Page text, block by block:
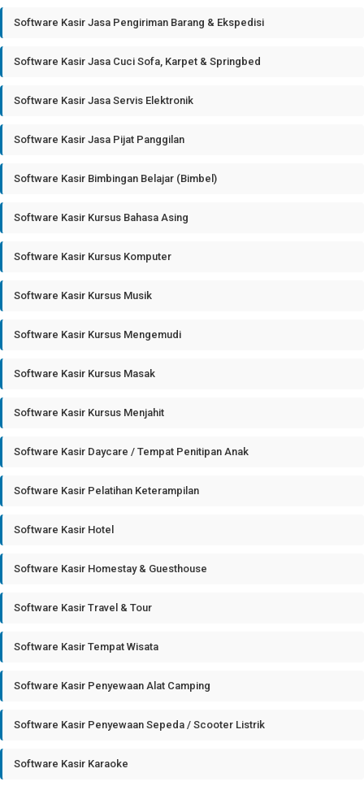
Software Kasir Jasa Pengiriman Barang & Ekspedisi
Software Kasir Jasa Cuci Sofa, Karpet & Springbed
Software Kasir Jasa Servis Elektronik
Software Kasir Jasa Pijat Panggilan
Software Kasir Bimbingan Belajar (Bimbel)
Software Kasir Kursus Bahasa Asing
Software Kasir Kursus Komputer
Software Kasir Kursus Musik
Software Kasir Kursus Mengemudi
Software Kasir Kursus Masak
Software Kasir Kursus Menjahit
Software Kasir Daycare / Tempat Penitipan Anak
Software Kasir Pelatihan Keterampilan
Software Kasir Hotel
Software Kasir Homestay & Guesthouse
Software Kasir Travel & Tour
Software Kasir Tempat Wisata
Software Kasir Penyewaan Alat Camping
Software Kasir Penyewaan Sepeda / Scooter Listrik
Software Kasir Karaoke